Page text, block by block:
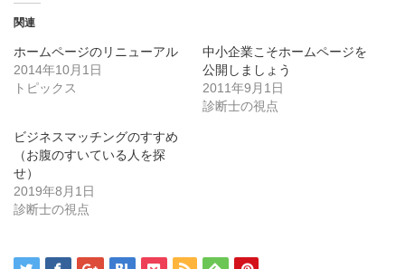
有
(新
し
い
ド
ウ
で
き
ま
す)
リ
ッ
ク
さ
い
(新
い
ウ
で
開
関連
ホームページのリニューアル
2014年10月1日
トピックス
中小企業こそホームページを
公開しましょう
2011年9月1日
診断士の視点
ビジネスマッチングのすすめ
（お腹のすいている人を探
せ）
2019年8月1日
診断士の視点